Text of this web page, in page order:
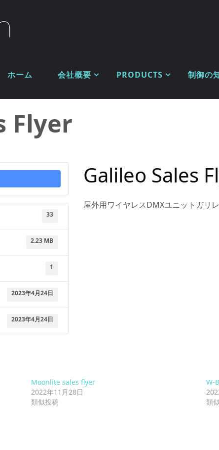
ホーム 会社概要 PRODUCTS 制御の
Flyer
33
2.23 MB
1
2023年4月24日
2023年4月24日
Galileo Sales
屋外用ワイヤレスDMXユニットガリ
Moonlite sales flyer
2022年11月28日
類似投稿
W-
類